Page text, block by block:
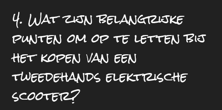
4. Wat zijn belangrijke
punten om op te letten bij
het kopen van een
tweedehands elektrische
scooter?